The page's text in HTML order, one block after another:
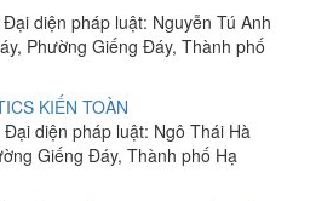
diện pháp luật: Nguyễn Tú Anh
Phường Giếng Đáy, Thành phố
KIẾN TOÀN
Đại diện pháp luật: Ngô Thái Hà
Giếng Đáy, Thành phố Hạ